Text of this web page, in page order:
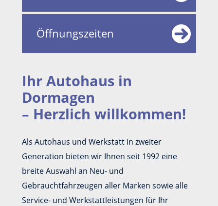
Öffnungszeiten
Ihr Autohaus in
Dormagen
– Herzlich willkommen!
Als Autohaus und Werkstatt in zweiter
Generation bieten wir Ihnen seit 1992 eine
breite Auswahl an Neu- und
Gebrauchtfahrzeugen aller Marken sowie alle
Service- und Werkstattleistungen für Ihr